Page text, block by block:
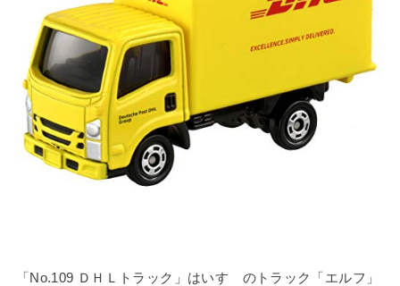
「No.109 ＤＨＬトラック」はいすゞのトラック「エルフ」